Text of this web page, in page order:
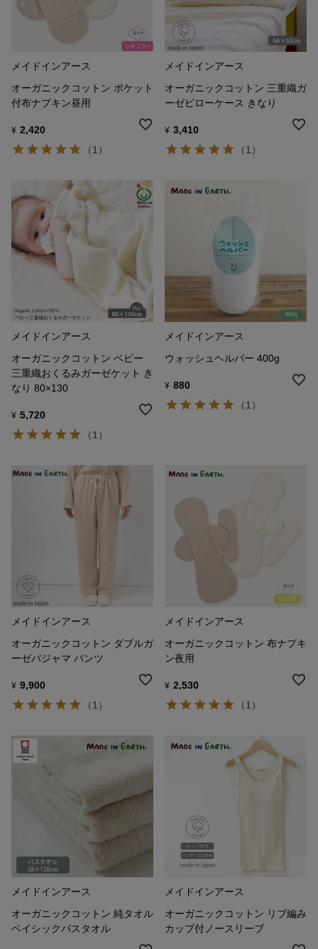
メイドインアース
オーガニックコットン ポケット
付布ナプキン昼用
¥ 2,420
（1）
メイドインアース
オーガニックコットン 三重織ガ
ーゼピローケース きなり
¥ 3,410
（1）
メイドインアース
オーガニックコットン ベビー
三重織おくるみガーゼケット き
なり 80×130
¥ 5,720
（1）
メイドインアース
ウォッシュヘルパー 400g
¥ 880
（1）
メイドインアース
オーガニックコットン ダブルガ
ーゼパジャマ パンツ
¥ 9,900
（1）
メイドインアース
オーガニックコットン 布ナプキ
ン夜用
¥ 2,530
（1）
メイドインアース
オーガニックコットン 純タオル
ベイシックバスタオル
メイドインアース
オーガニックコットン リブ編み
カップ付ノースリーブ